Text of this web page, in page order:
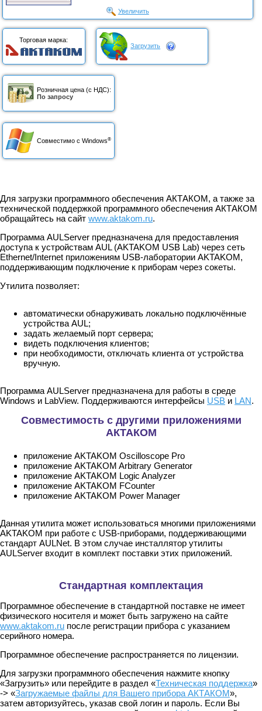
Увеличить
Торговая марка:
Загрузить
Розничная цена (с НДС):
По запросу
Совместимо с Windows®
Для загрузки программного обеспечения АКТАКОМ, а также за
технической поддержкой программного обеспечения АКТАКОМ
обращайтесь на сайт www.aktakom.ru.
Программа AULServer предназначена для предоставления
доступа к устройствам AUL (AKTAKOM USB Lab) через сеть
Ethernet/Internet приложениям USB-лаборатории AKTAKOM,
поддерживающим подключение к приборам через сокеты.
Утилита позволяет:
автоматически обнаруживать локально подключённые
устройства AUL;
задать желаемый порт сервера;
видеть подключения клиентов;
при необходимости, отключать клиента от устройства
вручную.
Программа AULServer предназначена для работы в среде
Windows и LabView. Поддерживаются интерфейсы USB и LAN.
Совместимость с другими приложениями
АКТАКОМ
приложение AKTAKOM Oscilloscope Pro
приложение AKTAKOM Arbitrary Generator
приложение AKTAKOM Logic Analyzer
приложение AKTAKOM FCounter
приложение AKTAKOM Power Manager
Данная утилита может использоваться многими приложениями
AKTAKOM при работе с USB-приборами, поддерживающими
стандарт AULNet. В этом случае инсталлятор утилиты
AULServer входит в комплект поставки этих приложений.
Стандартная комплектация
Программное обеспечение в стандартной поставке не имеет
физического носителя и может быть загружено на сайте
www.aktakom.ru после регистрации прибора с указанием
серийного номера.
Программное обеспечение распространяется по лицензии.
Для загрузки программного обеспечения нажмите кнопку
«Загрузить» или перейдите в раздел «Техническая поддержка»
-> «Загружаемые файлы для Вашего прибора АКТАКОМ»,
затем авторизуйтесь, указав свой логин и пароль. Если Вы